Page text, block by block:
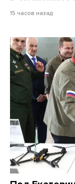
15 часов назад